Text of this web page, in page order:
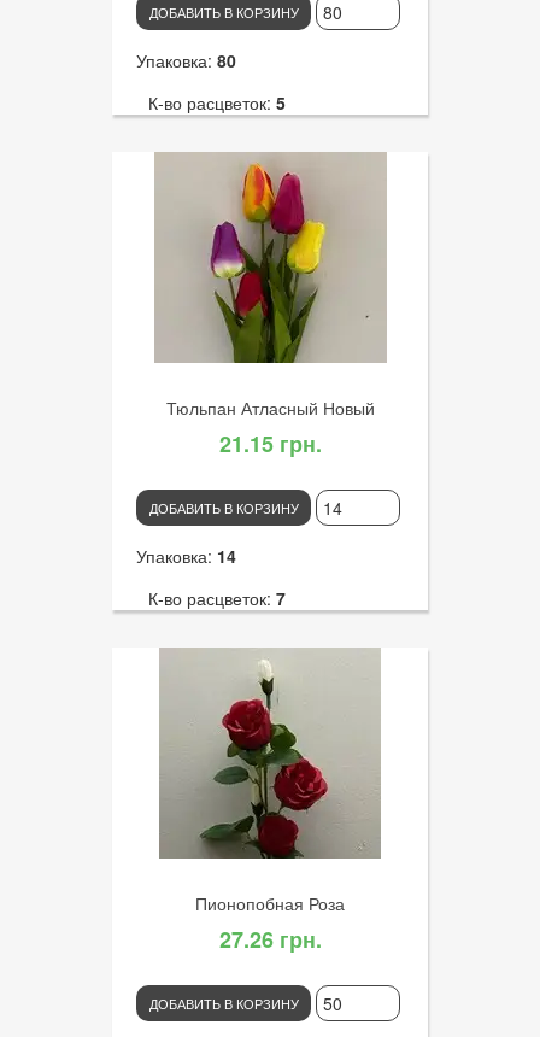
ДОБАВИТЬ В КОРЗИНУ
Упаковка: 80
К-во расцветок: 5
1
3297
Диаметр цветка: 9
Тюльпан Атласный Новый
21.15 грн.
ДОБАВИТЬ В КОРЗИНУ
Упаковка: 14
К-во расцветок: 7
Артикул:
2900
Диаметр цветка:9
Пионопобная Роза
27.26 грн.
ДОБАВИТЬ В КОРЗИНУ